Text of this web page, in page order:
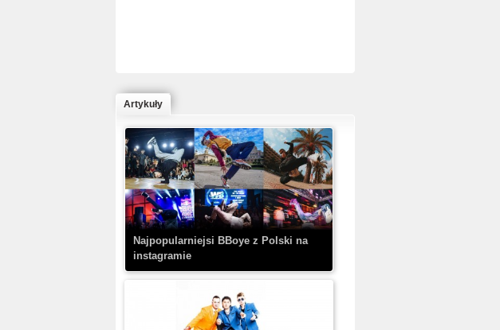
Kaczorex w najnowszym klipie: HRYPA
– Kobieta z walizką
TEDE & SIR MICH - KICKDOWN /
Artykuły
Najpopularniejsi BBoye z Polski na
instagramie